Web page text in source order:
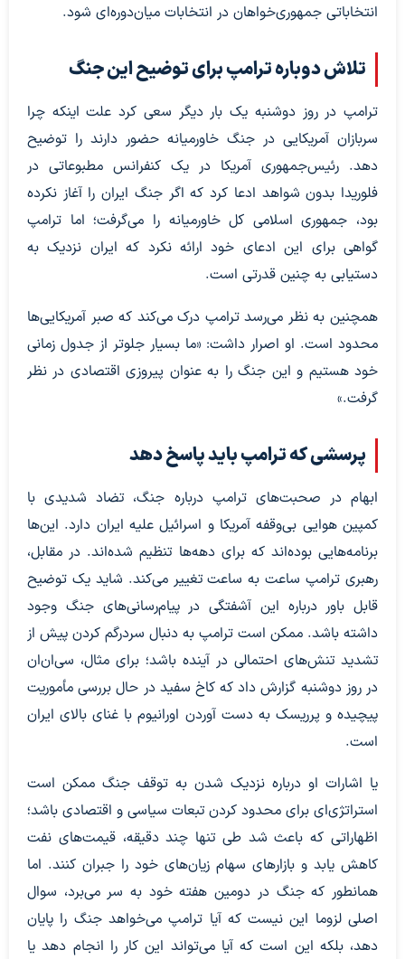
انتخاباتی جمهوری‌خواهان در انتخابات میان‌دوره‌ای شود.
تلاش دوباره ترامپ برای توضیح این جنگ
ترامپ در روز دوشنبه یک بار دیگر سعی کرد علت اینکه چرا
سربازان آمریکایی در جنگ خاورمیانه حضور دارند را توضیح
دهد. رئیس‌جمهوری آمریکا در یک کنفرانس مطبوعاتی در
فلوریدا بدون شواهد ادعا کرد که اگر جنگ ایران را آغاز نکرده
بود، جمهوری اسلامی کل خاورمیانه را می‌گرفت؛ اما ترامپ
گواهی برای این ادعای خود ارائه نکرد که ایران نزدیک به
دستیابی به چنین قدرتی است.
همچنین به نظر می‌‎رسد ترامپ درک می‌کند که صبر آمریکایی‌ها
محدود است. او اصرار داشت: «ما بسیار جلوتر از جدول زمانی
خود هستیم و این جنگ را به عنوان پیروزی اقتصادی در نظر
گرفت.»
پرسشی که ترامپ باید پاسخ دهد
ابهام در صحبت‌های ترامپ درباره جنگ، تضاد شدیدی با
کمپین هوایی بی‌وقفه آمریکا و اسرائیل علیه ایران دارد. این‌ها
برنامه‌هایی بوده‌اند که برای دهه‌ها تنظیم شده‌اند. در مقابل،
رهبری ترامپ ساعت به ساعت تغییر می‌کند. شاید یک توضیح
قابل باور درباره این آشفتگی در پیام‌رسانی‌های جنگ وجود
داشته باشد. ممکن است ترامپ به دنبال سردرگم کردن پیش از
تشدید تنش‌های احتمالی در آینده باشد؛ برای مثال، سی‌ان‌ان
در روز دوشنبه گزارش داد که کاخ سفید در حال بررسی مأموریت
پیچیده و پرریسک به دست آوردن اورانیوم با غنای بالای ایران
است.
یا اشارات او درباره نزدیک شدن به توقف جنگ ممکن است
استراتژی‌ای برای محدود کردن تبعات سیاسی و اقتصادی باشد؛
اظهاراتی که باعث شد طی تنها چند دقیقه، قیمت‌های نفت
کاهش یابد و بازارهای سهام زیان‌های خود را جبران کنند. اما
همانطور که جنگ در دومین هفته خود به سر می‌برد، سوال
اصلی لزوما این نیست که آیا ترامپ می‌خواهد جنگ را پایان
دهد، بلکه این است که آیا می‌تواند این کار را انجام دهد یا